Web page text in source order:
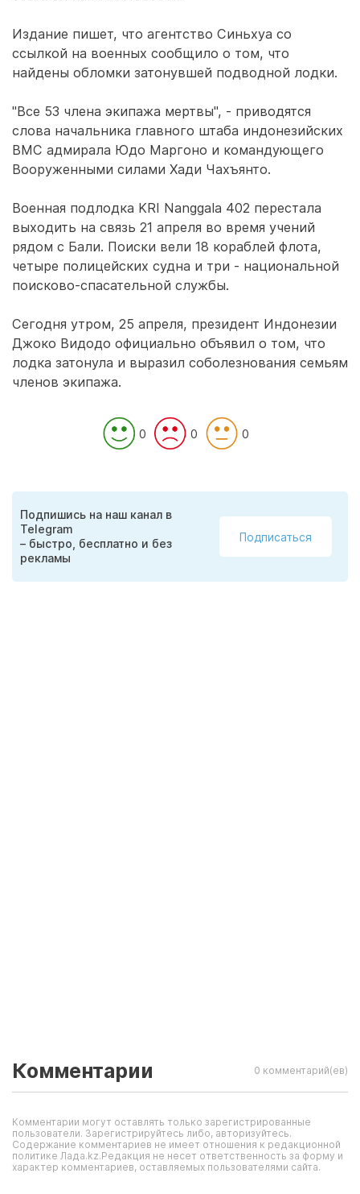
Издание пишет, что агентство Синьхуа со
ссылкой на военных сообщило о том, что
найдены обломки затонувшей подводной лодки.
"Все 53 члена экипажа мертвы", - приводятся
слова начальника главного штаба индонезийских
ВМС адмирала Юдо Маргоно и командующего
Вооруженными силами Хади Чахъянто.
Военная подлодка KRI Nanggala 402 перестала
выходить на связь 21 апреля во время учений
рядом с Бали. Поиски вели 18 кораблей флота,
четыре полицейских судна и три - национальной
поисково-спасательной службы.
Сегодня утром, 25 апреля, президент Индонезии
Джоко Видодо официально объявил о том, что
лодка затонула и выразил соболезнования семьям
членов экипажа.
0 0 0
Подпишись на наш канал в
Telegram
– быстро, бесплатно и без
рекламы
Подписаться
Комментарии 0 комментарий(ев)
Комментарии могут оставлять только зарегистрированные
пользователи. Зарегистрируйтесь либо, авторизуйтесь.
Содержание комментариев не имеет отношения к редакционной
политике Лада.kz.Редакция не несет ответственность за форму и
характер комментариев, оставляемых пользователями сайта.